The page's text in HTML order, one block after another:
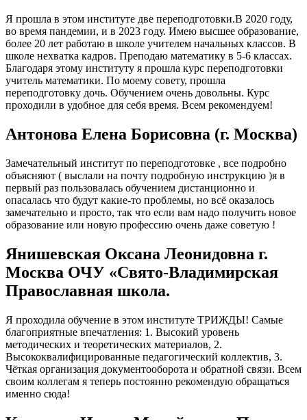
Я прошла в этом институте две переподготовки.В 2020 году,
во время пандемии, и в 2023 году. Имею высшее образование,
более 20 лет работаю в школе учителем начальных классов. В
школе нехватка кадров. Преподаю математику в 5-6 классах.
Благодаря этому институту я прошла курс переподготовки
учитель математики. По моему совету, прошла
переподготовку дочь. Обучением очень довольны. Курс
проходили в удобное для себя время. Всем рекомендуем!
Антонова Елена Борисовна (г. Москва)
Замечательный институт по переподготовке , все подробно
объясняют ( выслали на почту подробную инструкцию )я в
первый раз пользовалась обучением дистанционно и
опасалась что будут какие-то проблемы, но всё оказалось
замечательно и просто, так что если вам надо получить новое
образование или новую профессию очень даже советую !
Янишевская Оксана Леонидовна г.
Москва ОЧУ «Свято-Владимирская
Православная школа.
Я проходила обучение в этом институте ТРИЖДЫ! Самые
благоприятные впечатления: 1. Высокий уровень
методических и теоретических материалов, 2.
Высококвалифицированные педагогический коллектив, 3.
Чёткая организация документооборота и обратной связи. Всем
своим коллегам я теперь постоянно рекомендую обращаться
именно сюда!